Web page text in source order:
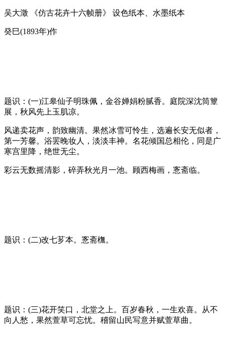
吴大澂 《仿古花卉十六帧册》 设色纸本、水墨纸本
癸巳(1893年)作
题识：(一)江皋仙子明珠佩，金谷婵娟粉腻香。庭院深沈筒簟
展，秋风先上玉肌凉。
风递卖花声，韵致幽清。果然冰雪可怜生，选遍长安无似者，
第一芳馨。浴罢晚妆人，淡淡丰神。名花倾国总相伦，同是广
寒宫里降，绝世无尘。
彩云无数摇清影，碎弄秋光月一池。顾西梅画，愙斋临。
题识：(二)改七芗本。愙斋橅。
题识：(三)花开笑口，北堂之上。百岁春秋，一生欢喜。从不
向人愁，果然萱草可忘忧。稽留山民写意并赋萱草曲。